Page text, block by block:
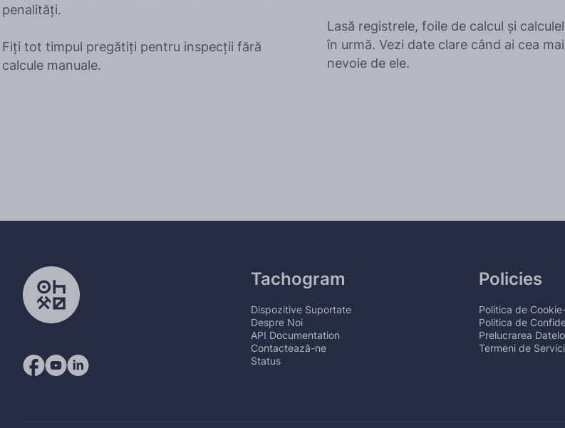
penalități.
Fiți tot timpul pregătiți pentru inspecții fără
calcule manuale.
Lasă registrele, foile de calcul și
în urmă. Vezi date clare când ai cea
nevoie de ele.
Tachogram
Dispozitive Suportate
Despre Noi
API Documentation
Contactează-ne
Status
Policies
Politica de
Politica de
Prelucrarea
Termeni de